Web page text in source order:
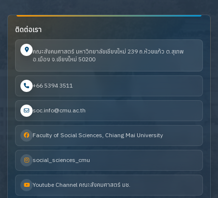
ติดต่อเรา
คณะสังคมศาสตร์ มหาวิทยาลัยเชียงใหม่ 239 ถ.ห้วยแก้ว ต.สุเทพ
อ.เมือง จ.เชียงใหม่ 50200
+66 5394 3511
soc.info@cmu.ac.th
Faculty of Social Sciences, Chiang Mai University
social_sciences_cmu
Youtube Channel คณะสังคมศาสตร์ มช.